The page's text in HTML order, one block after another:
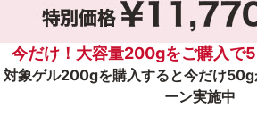
乳液
ゲル
今だけ！大容量200gをご購入で
対象ゲル200gを購入すると今だけ50g
ーン実施中